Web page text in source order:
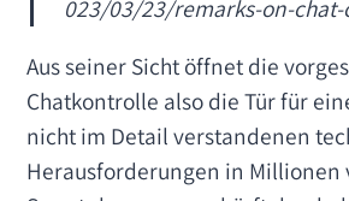
023/03/23/remarks-on-
Aus seiner Sicht öffnet die
Chatkontrolle also die Tür für
nicht im Detail verstandenen
Herausforderungen in Millionen